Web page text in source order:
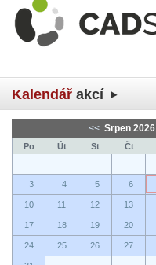
Kalendář akcí
<< Srpen 2026
Po Út St Čt
3 4 5 6
10 11 12 13
17 18 19 20
24 25 26 27